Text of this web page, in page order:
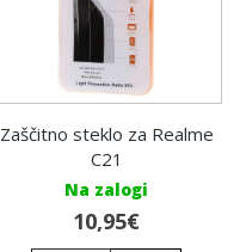
Zaščitno steklo za Realme
C21
Na zalogi
10,95€